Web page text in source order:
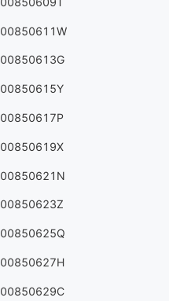
00850611W
00850613G
00850615Y
00850617P
00850619X
00850621N
00850623Z
00850625Q
00850627H
00850629C